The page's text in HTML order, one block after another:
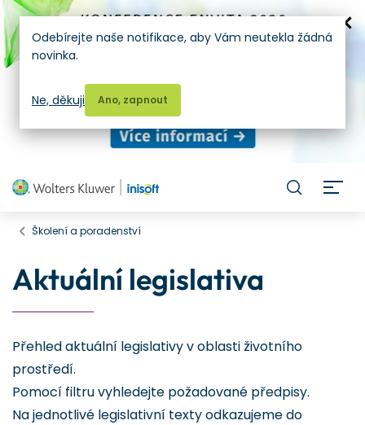
Školení a poradenství
Aktuální legislativa
Přehled aktuální legislativy v oblasti životního
prostředí.
Pomocí filtru vyhledejte požadované předpisy.
Na jednotlivé legislativní texty odkazujeme do
Odebírejte naše notifikace, aby Vám neutekla žádná
novinka.
Ano, zapnout
Ne, děkuji